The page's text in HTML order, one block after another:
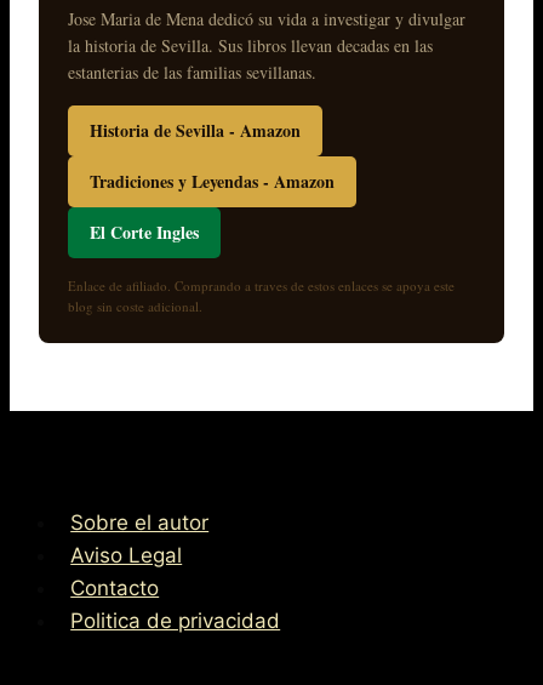
Jose Maria de Mena dedicó su vida a investigar y divulgar
la historia de Sevilla. Sus libros llevan decadas en las
estanterias de las familias sevillanas.
Historia de Sevilla - Amazon
Tradiciones y Leyendas - Amazon
El Corte Ingles
Enlace de afiliado. Comprando a traves de estos enlaces se apoya este
blog sin coste adicional.
Sobre el autor
Aviso Legal
Contacto
Politica de privacidad